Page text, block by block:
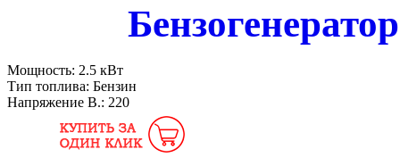
Мощность: 2.5 кВт
Тип топлива: Бензин
Напряжение В.: 220